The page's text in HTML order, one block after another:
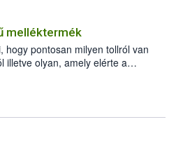
megítélésében jártas szakértőt.
melléktermék
hogy pontosan milyen tollról van
illetve olyan, amely elérte a